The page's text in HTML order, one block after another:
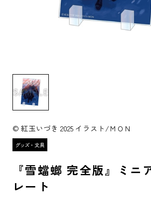
© 紅玉いづき 2025 イラスト/ＭＯＮ
『雪蟷螂 完全版』ミニ
レート